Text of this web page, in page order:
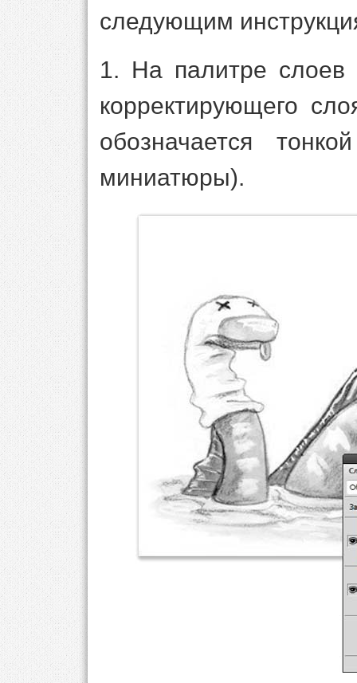
следующим
1. На палитре слоев
корректирующего
обозначается
миниатюры).